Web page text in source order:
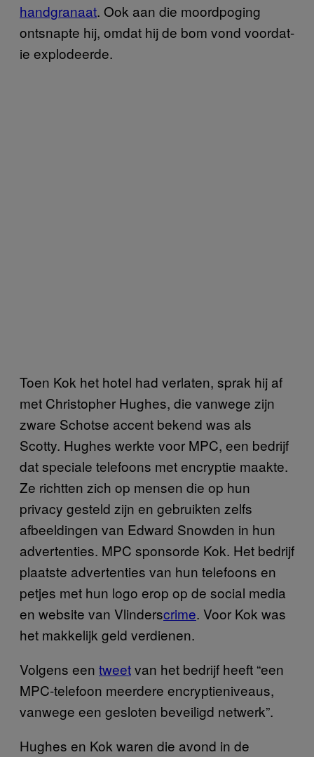
handgranaat. Ook aan die moordpoging
ontsnapte hij, omdat hij de bom vond voordat-
ie explodeerde.
Toen Kok het hotel had verlaten, sprak hij af
met Christopher Hughes, die vanwege zijn
zware Schotse accent bekend was als
Scotty. Hughes werkte voor MPC, een bedrijf
dat speciale telefoons met encryptie maakte.
Ze richtten zich op mensen die op hun
privacy gesteld zijn en gebruikten zelfs
afbeeldingen van Edward Snowden in hun
advertenties. MPC sponsorde Kok. Het bedrijf
plaatste advertenties van hun telefoons en
petjes met hun logo erop op de social media
en website van Vlinderscrime. Voor Kok was
het makkelijk geld verdienen.
Volgens een tweetvan het bedrijf heeft “een
MPC-telefoon meerdere encryptieniveaus,
vanwege een gesloten beveiligd netwerk”.
Hughes en Kok waren die avond in de